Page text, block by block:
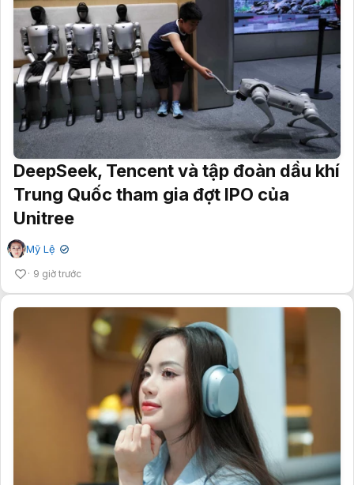
DeepSeek, Tencent và tập đoàn dầu khí
Trung Quốc tham gia đợt IPO của
Unitree
Mỹ Lệ ✔
9 giờ trước